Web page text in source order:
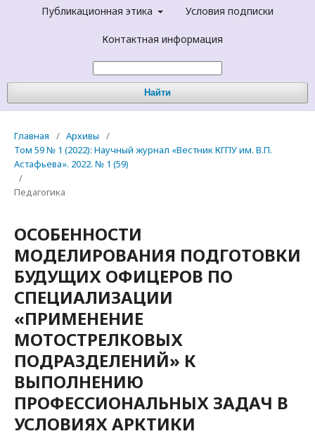
Публикационная этика Условия подписки
Контактная информация
Найти
Главная / Архивы
/
Том 59 № 1 (2022): Научный журнал «Вестник КГПУ им. В.П.
Астафьева». 2022. № 1 (59)
/
Педагогика
ОСОБЕННОСТИ
МОДЕЛИРОВАНИЯ ПОДГОТОВКИ
БУДУЩИХ ОФИЦЕРОВ ПО
СПЕЦИАЛИЗАЦИИ
«ПРИМЕНЕНИЕ
МОТОСТРЕЛКОВЫХ
ПОДРАЗДЕЛЕНИЙ» К
ВЫПОЛНЕНИЮ
ПРОФЕССИОНАЛЬНЫХ ЗАДАЧ В
УСЛОВИЯХ АРКТИКИ